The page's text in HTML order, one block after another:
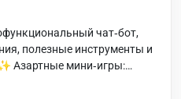
чат‑бот,
полезные инструменты и
Азартные мини‑игры:
слоты, ставки,